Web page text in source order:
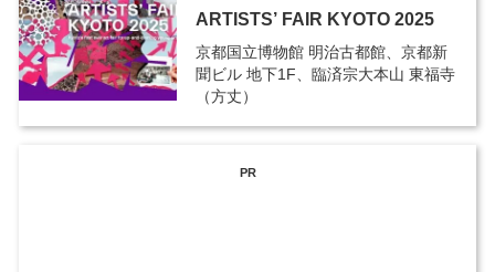
ARTISTS’ FAIR KYOTO 2025
京都国立博物館 明治古都館、京都新
聞ビル 地下1F、臨済宗大本山 東福寺
（方丈）
PR